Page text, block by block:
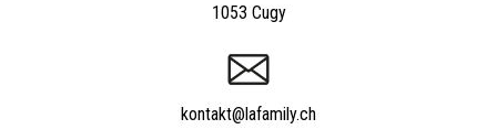
1053 Cugy
kontakt@lafamily.ch